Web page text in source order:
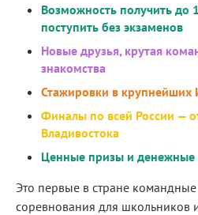
Возможность получить до
поступить без экзаменов
Новые друзья, крутая
знакомства
Стажировки в крупнейших
Финалы по всей России —
Владивостока
Ценные призы и денежные
Это первые в стране
соревнования для школьников